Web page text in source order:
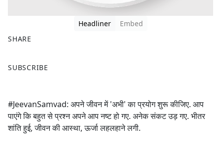
Headliner
Embed
SHARE
a
b
o
o
SUBSCRIBE
#JeevanSamvad: अपने जीवन में 'अभी'‌ का प्रयोग शुरू कीजिए. आप
पाएंगे कि बहुत से प्रश्न अपने आप नष्ट हो गए. अनेक संकट उड़ गए. भीतर
शांति हुई, जीवन की आस्था, ऊर्जा लहलहाने लगी.